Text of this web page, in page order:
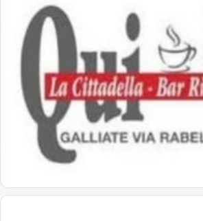
Primavera: il calendario completo
tutti gli impegni degli azzurrini
Novara: ecco gli orari delle prime 8 giornate
esordio ad Alessandria il 22 agosto alle 18
Virtus Entella-Novara: tutte le info
per l'amichevole del 5 agosto 2026
Al via il ritiro ligure: Bogliasco prossima tappa!